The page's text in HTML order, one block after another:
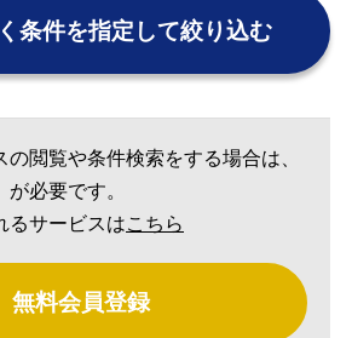
条件を指定して絞り込む
閲覧や条件検索をする場合は、
必要です。
るサービスはこちら
無料会員登録